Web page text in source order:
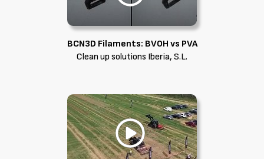
BCN3D Filaments: BVOH vs PVA
Clean up solutions Iberia, S.L.